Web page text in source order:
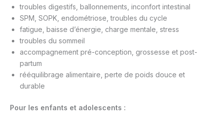
troubles digestifs, ballonnements, inconfort intestinal
SPM, SOPK, endométriose, troubles du cycle
fatigue, baisse d’énergie, charge mentale, stress
troubles du sommeil
accompagnement pré-conception, grossesse et post-
partum
rééquilibrage alimentaire, perte de poids douce et
durable
Pour les enfants et adolescents :